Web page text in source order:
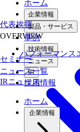
ホーム
企業情報
製品・サービス
事例
技術情報
セミナーニュース
ニュース一覧
IR
採用情報
ホーム
企業情報
代表挨拶
OVERVIEW
パフォーマンス
IRニュース